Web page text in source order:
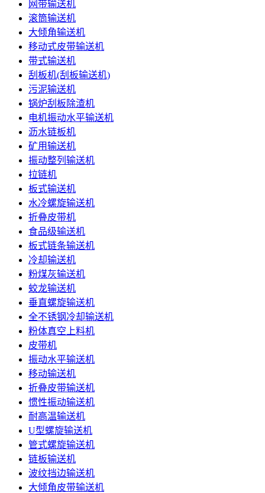
网带输送机
滚筒输送机
大倾角输送机
移动式皮带输送机
带式输送机
刮板机(刮板输送机)
污泥输送机
锅炉刮板除渣机
电机振动水平输送机
沥水链板机
矿用输送机
振动整列输送机
拉链机
板式输送机
水冷螺旋输送机
折叠皮带机
食品级输送机
板式链条输送机
冷却输送机
粉煤灰输送机
蛟龙输送机
垂直螺旋输送机
全不锈钢冷却输送机
粉体真空上料机
皮带机
振动水平输送机
移动输送机
折叠皮带输送机
惯性振动输送机
耐高温输送机
U型螺旋输送机
管式螺旋输送机
链板输送机
波纹挡边输送机
大倾角皮带输送机